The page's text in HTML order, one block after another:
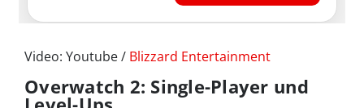
Video: Youtube / Blizzard Entertainment
Overwatch 2: Single-Player und